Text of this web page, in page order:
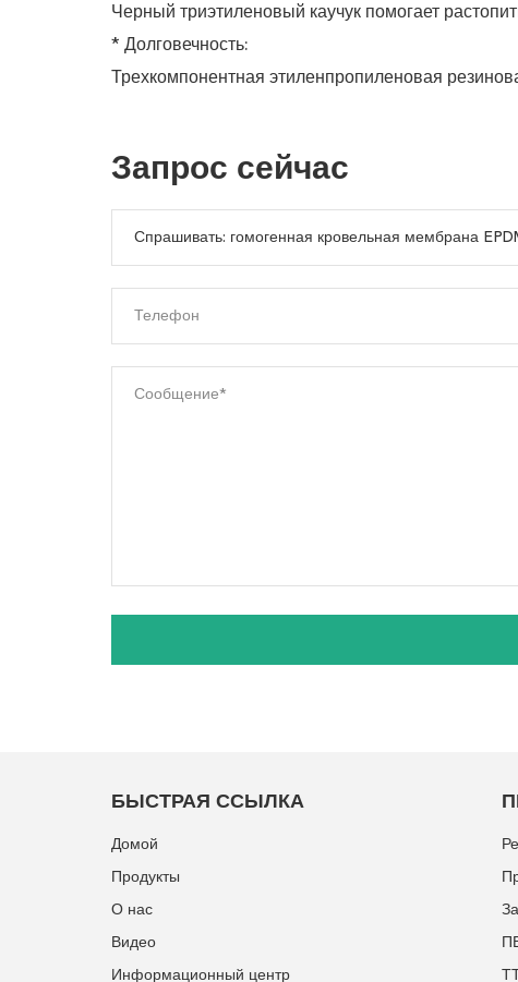
Черный триэтиленовый каучук помогает
* Долговечность:
Трехкомпонентная этиленпропиленовая
Запрос сейчас
БЫСТРАЯ ССЫЛКА
Домой
Продукты
О нас
Видео
Информационный центр